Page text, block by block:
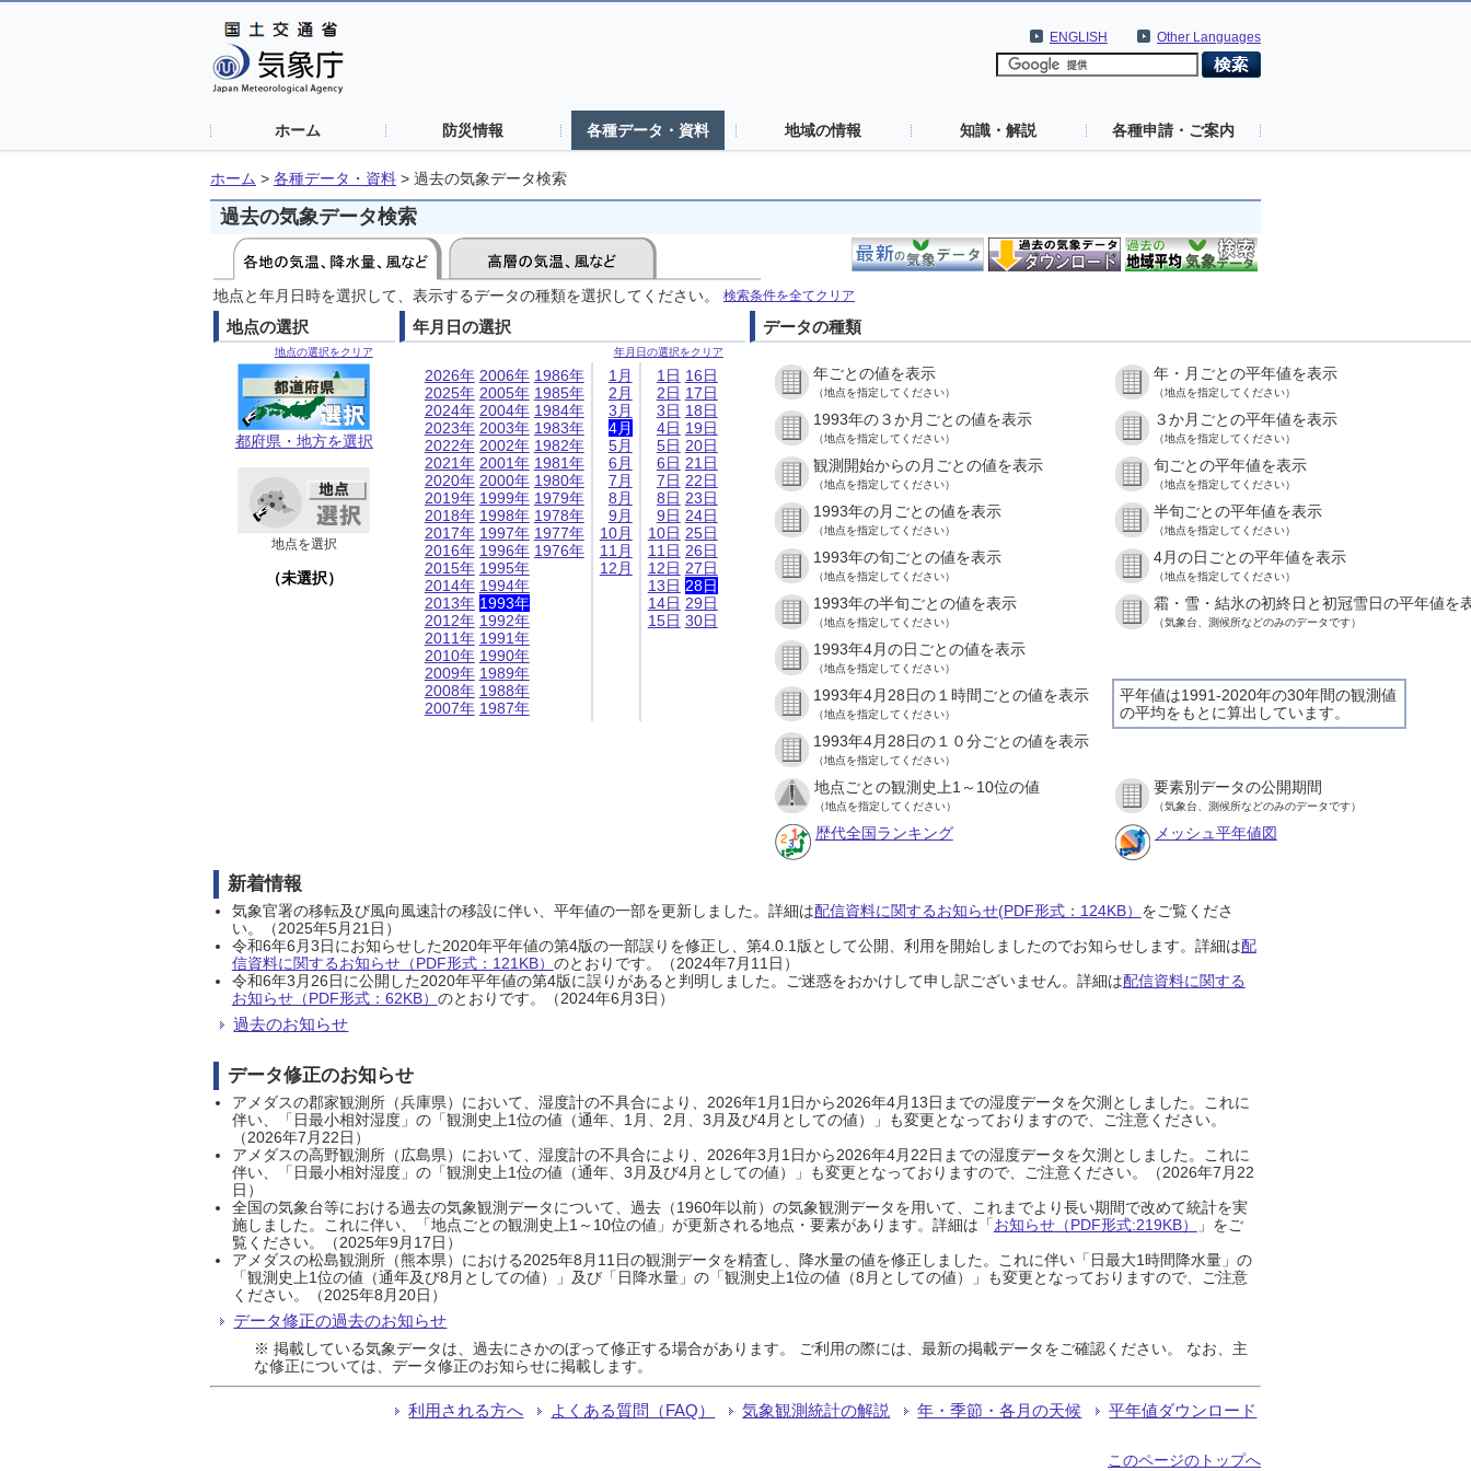
Other Languages
ENGLISH
ホーム 防災情報 各種データ・資料 地域の情報 知識・解説 各種申請・ご案内
ホーム > 各種データ・資料 > 過去の気象データ検索
過去の気象データ検索
地点と年月日時を選択して、表示するデータの種類を選択してください。 検索条件を全てクリア
地点の選択
地点の選択をクリア
都府県・地方を選択
地点を選択
（未選択）
年月日の選択
年月日の選択をクリア
2026年
2025年
2024年
2023年
2022年
2021年
2020年
2019年
2018年
2017年
2016年
2015年
2014年
2013年
2012年
2011年
2010年
2009年
2008年
2007年
2006年
2005年
2004年
2003年
2002年
2001年
2000年
1999年
1998年
1997年
1996年
1995年
1994年
1993年
1992年
1991年
1990年
1989年
1988年
1987年
1986年
1985年
1984年
1983年
1982年
1981年
1980年
1979年
1978年
1977年
1976年
1月
2月
3月
4月
5月
6月
7月
8月
9月
10月
11月
12月
1日
2日
3日
4日
5日
6日
7日
8日
9日
10日
11日
12日
13日
14日
15日
16日
17日
18日
19日
20日
21日
22日
23日
24日
25日
26日
27日
28日
29日
30日
データの種類
年ごとの値を表示
（地点を指定してください）
年・月ごとの平年値を表示
（地点を指定してください）
1993年の３か月ごとの値を表示
（地点を指定してください）
３か月ごとの平年値を表示
（地点を指定してください）
観測開始からの月ごとの値を表示
（地点を指定してください）
旬ごとの平年値を表示
（地点を指定してください）
1993年の月ごとの値を表示
（地点を指定してください）
半旬ごとの平年値を表示
（地点を指定してください）
1993年の旬ごとの値を表示
（地点を指定してください）
4月の日ごとの平年値を表示
（地点を指定してください）
1993年の半旬ごとの値を表示
（地点を指定してください）
霜・雪・結氷の初終日と初冠雪日の平年値を
（気象台、測候所などのみのデータです）
1993年4月の日ごとの値を表示
（地点を指定してください）
平年値は1991-2020年の30年間の観測値
の平均をもとに算出しています。
1993年4月28日の１時間ごとの値を表示
（地点を指定してください）
1993年4月28日の１０分ごとの値を表示
（地点を指定してください）
地点ごとの観測史上1～10位の値
（地点を指定してください）
要素別データの公開期間
（気象台、測候所などのみのデータです）
歴代全国ランキング メッシュ平年値図
新着情報
気象官署の移転及び風向風速計の移設に伴い、平年値の一部を更新しました。詳細は配信資料に関するお知らせ(PDF形式：124KB） をご覧くださ
い。（2025年5月21日）
令和6年6月3日にお知らせした2020年平年値の第4版の一部誤りを修正し、第4.0.1版として公開、利用を開始しましたのでお知らせします。詳細は配
信資料に関するお知らせ（PDF形式：121KB） のとおりです。（2024年7月11日）
令和6年3月26日に公開した2020年平年値の第4版に誤りがあると判明しました。ご迷惑をおかけして申し訳ございません。詳細は配信資料に関する
お知らせ（PDF形式：62KB） のとおりです。（2024年6月3日）
過去のお知らせ
データ修正のお知らせ
アメダスの郡家観測所（兵庫県）において、湿度計の不具合により、2026年1月1日から2026年4月13日までの湿度データを欠測としました。これに
伴い、「日最小相対湿度」の「観測史上1位の値（通年、1月、2月、3月及び4月としての値）」も変更となっておりますので、ご注意ください。
（2026年7月22日）
アメダスの高野観測所（広島県）において、湿度計の不具合により、2026年3月1日から2026年4月22日までの湿度データを欠測としました。これに
伴い、「日最小相対湿度」の「観測史上1位の値（通年、3月及び4月としての値）」も変更となっておりますので、ご注意ください。（2026年7月22
日）
全国の気象台等における過去の気象観測データについて、過去（1960年以前）の気象観測データを用いて、これまでより長い期間で改めて統計を実
施しました。これに伴い、「地点ごとの観測史上1～10位の値」が更新される地点・要素があります。詳細は「お知らせ（PDF形式:219KB）
」をご
覧ください。（2025年9月17日）
アメダスの松島観測所（熊本県）における2025年8月11日の観測データを精査し、降水量の値を修正しました。これに伴い「日最大1時間降水量」の
「観測史上1位の値（通年及び8月としての値）」及び「日降水量」の「観測史上1位の値（8月としての値）」も変更となっておりますので、ご注意
ください。（2025年8月20日）
データ修正の過去のお知らせ
※ 掲載している気象データは、過去にさかのぼって修正する場合があります。 ご利用の際には、最新の掲載データをご確認ください。 なお、主
な修正については、データ修正のお知らせに掲載します。
利用される方へ よくある質問（FAQ） 気象観測統計の解説 年・季節・各月の天候 平年値ダウンロード
このページのトップへ